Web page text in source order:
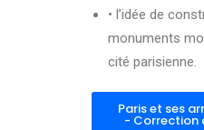
• l’idée de
monuments
cité parisienne.
Paris et ses
- Correction